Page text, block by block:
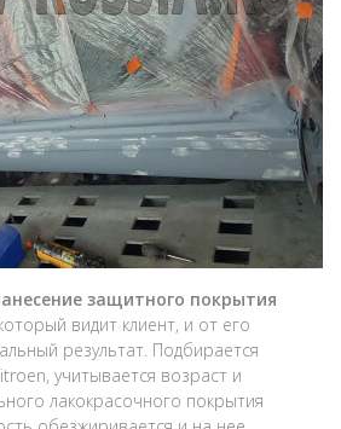
защитного покрытия
видит клиент, и от его
результат. Подбирается
учитывается возраст и
лакокрасочного покрытия